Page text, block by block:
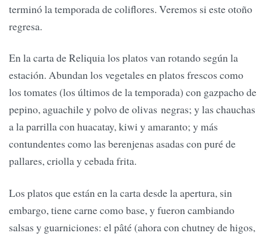
terminó la temporada de coliflores. Veremos si este otoño
regresa.
En la carta de Reliquia los platos van rotando según la
estación. Abundan los vegetales en platos frescos como
los tomates (los últimos de la temporada) con gazpacho de
pepino, aguachile y polvo de olivas negras; y las chauchas
a la parrilla con huacatay, kiwi y amaranto; y más
contundentes como las berenjenas asadas con puré de
pallares, criolla y cebada frita.
Los platos que están en la carta desde la apertura, sin
embargo, tiene carne como base, y fueron cambiando
salsas y guarniciones: el pâté (ahora con chutney de higos,